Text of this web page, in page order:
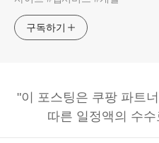
구독하기
"이 포스팅은 쿠팡 파트
따른 일정액의 수